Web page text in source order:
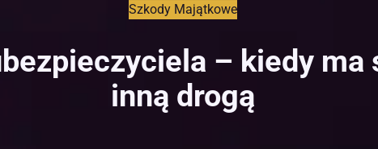
Szkody Majątkowe
– kiedy
inną drogą